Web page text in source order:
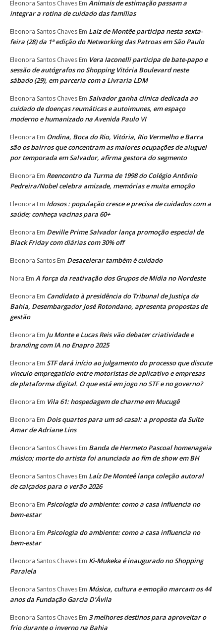
Eleonora Santos Chaves Em Animais de estimação passam a
integrar a rotina de cuidado das famílias
Eleonora Santos Chaves Em Laiz de Montêe participa nesta sexta-
feira (28) da 1ª edição do Networking das Patroas em São Paulo
Eleonora Santos Chaves Em Vera Iaconelli participa de bate-papo e
sessão de autógrafos no Shopping Vitória Boulevard neste
sábado (29), em parceria com a Livraria LDM
Eleonora Santos Chaves Em Salvador ganha clínica dedicada ao
cuidado de doenças reumáticas e autoimunes, em espaço
moderno e humanizado na Avenida Paulo VI
Eleonora Em Ondina, Boca do Rio, Vitória, Rio Vermelho e Barra
são os bairros que concentram as maiores ocupações de aluguel
por temporada em Salvador, afirma gestora do segmento
Eleonora Em Reencontro da Turma de 1998 do Colégio Antônio
Pedreira/Nobel celebra amizade, memórias e muita emoção
Eleonora Em Idosos : população cresce e precisa de cuidados com a
saúde; conheça vacinas para 60+
Eleonora Em Deville Prime Salvador lança promoção especial de
Black Friday com diárias com 30% off
Eleonora Santos Em Desacelerar também é cuidado
Nora Em A força da reativação dos Grupos de Mídia no Nordeste
Eleonora Em Candidato à presidência do Tribunal de Justiça da
Bahia, Desembargador José Rotondano, apresenta propostas de
gestão
Eleonora Em Ju Monte e Lucas Reis vão debater criatividade e
branding com IA no Enapro 2025
Eleonora Em STF dará início ao julgamento do processo que discute
vínculo empregatício entre motoristas de aplicativo e empresas
de plataforma digital. O que está em jogo no STF e no governo?
Eleonora Em Vila 61: hospedagem de charme em Mucugê
Eleonora Em Dois quartos para um só casal: a proposta da Suíte
Amar de Adriane Lins
Eleonora Santos Chaves Em Banda de Hermeto Pascoal homenageia
músico; morte do artista foi anunciada ao fim de show em BH
Eleonora Santos Chaves Em Laíz De Monteê lança coleção autoral
de calçados para o verão 2026
Eleonora Em Psicologia do ambiente: como a casa influencia no
bem-estar
Eleonora Em Psicologia do ambiente: como a casa influencia no
bem-estar
Eleonora Santos Chaves Em Ki-Mukeka é inaugurado no Shopping
Paralela
Eleonora Santos Chaves Em Música, cultura e emoção marcam os 44
anos da Fundação Garcia D’Ávila
Eleonora Santos Chaves Em 3 melhores destinos para aproveitar o
frio durante o inverno na Bahia